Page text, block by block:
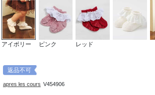
アイボリー ピンク レッド
返品不可
apres les cours V454906